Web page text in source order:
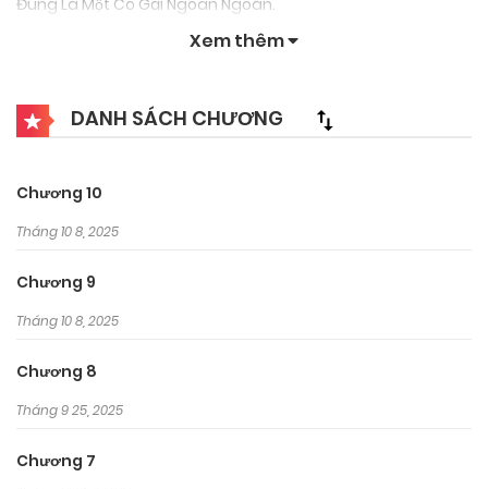
Đúng Là Một Cô Gái Ngoan Ngoãn.
Xem thêm
DANH SÁCH CHƯƠNG
Chương 10
Tháng 10 8, 2025
Chương 9
Tháng 10 8, 2025
Chương 8
Tháng 9 25, 2025
Chương 7